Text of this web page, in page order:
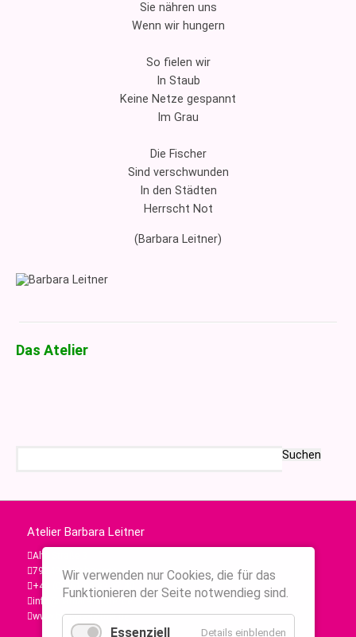
Sie nähren uns
Wenn wir hungern
So fielen wir
In Staub
Keine Netze gespannt
Im Grau
Die Fischer
Sind verschwunden
In den Städten
Herrscht Not
(Barbara Leitner)
Das Atelier
Suchen
Atelier Barbara Leitner
Alte Straße 3
79249 Merzhausen
+49 (0)761 88 89 07 80
info@barbara-leitner.de
www.barbara-leitner.de
Wir verwenden nur Cookies, die für das
Funktionieren der Seite notwendieg sind.
Essenziell Details einblenden